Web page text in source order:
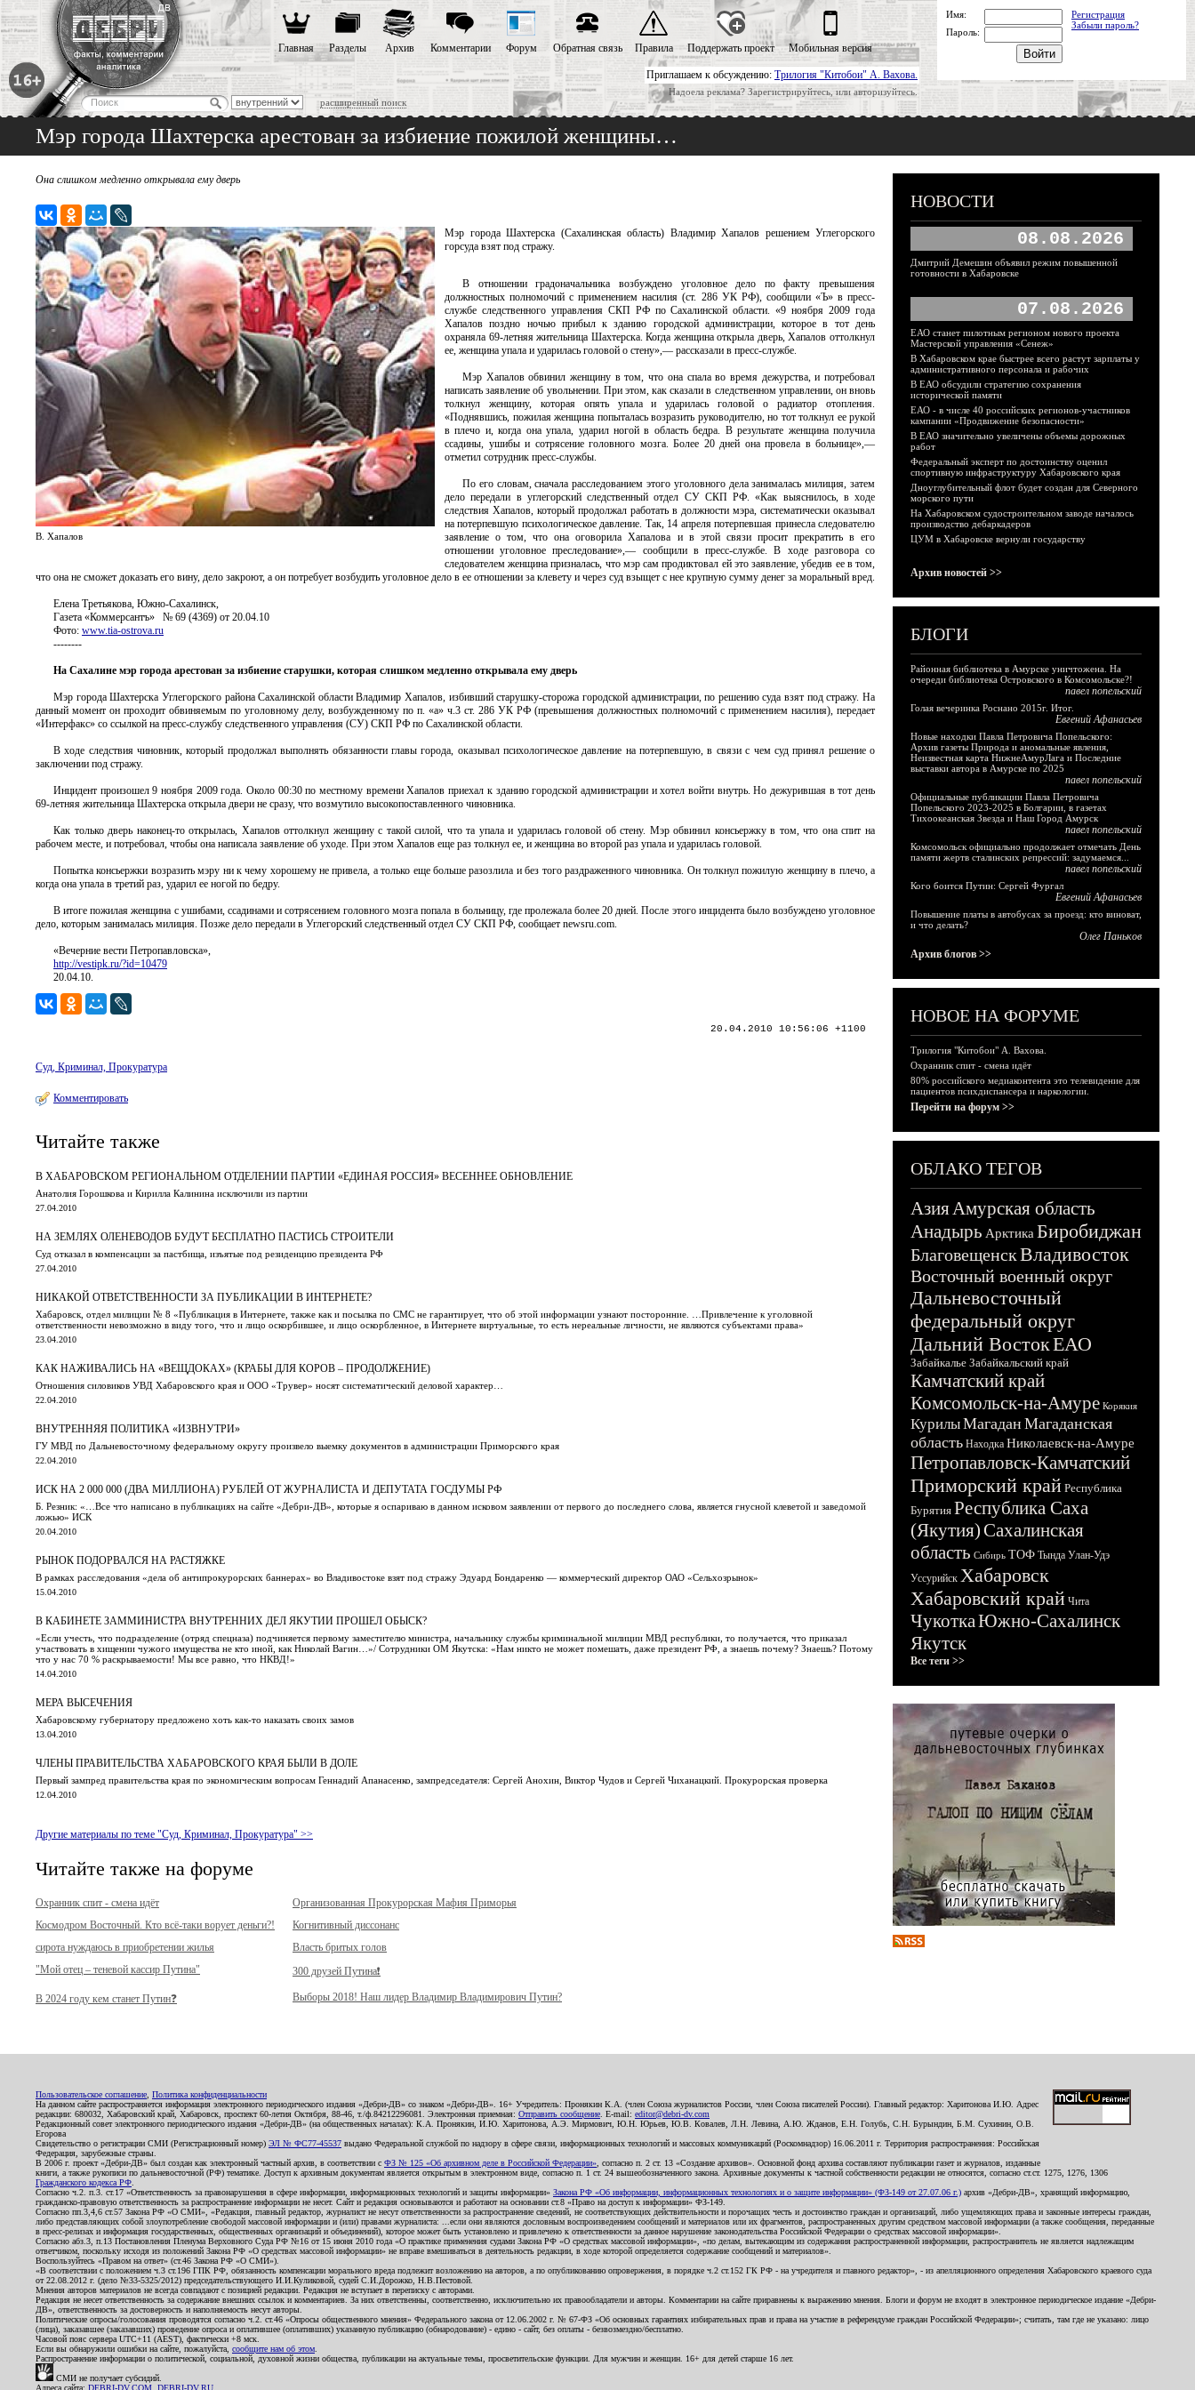
Приглашаем к обсуждению: Трилогия "Китобои" А. Вахова.
Надоела реклама? Зарегистрируйтесь, или авторизуйтесь.
расширенный поиск
Главная Разделы Архив Комментарии Форум Обратная связь Правила Поддержать проект Мобильная версия
Имя:
Регистрация
Забыли пароль?
Пароль:
Мэр города Шахтерска арестован за избиение пожилой женщины…
Она слишком медленно открывала ему дверь
В. Хапалов
Мэр города Шахтерска (Сахалинская область) Владимир Хапалов решением Углегорского
горсуда взят под стражу.
В отношении градоначальника возбуждено уголовное дело по факту превышения
должностных полномочий с применением насилия (ст. 286 УК РФ), сообщили «Ъ» в пресс-
службе следственного управления СКП РФ по Сахалинской области. «9 ноября 2009 года
Хапалов поздно ночью прибыл к зданию городской администрации, которое в тот день
охраняла 69-летняя жительница Шахтерска. Когда женщина открыла дверь, Хапалов оттолкнул
ее, женщина упала и ударилась головой о стену»,— рассказали в пресс-службе.
Мэр Хапалов обвинил женщину в том, что она спала во время дежурства, и потребовал
написать заявление об увольнении. При этом, как сказали в следственном управлении, он вновь
толкнул женщину, которая опять упала и ударилась головой о радиатор отопления.
«Поднявшись, пожилая женщина попыталась возразить руководителю, но тот толкнул ее рукой
в плечо и, когда она упала, ударил ногой в область бедра. В результате женщина получила
ссадины, ушибы и сотрясение головного мозга. Более 20 дней она провела в больнице»,—
отметил сотрудник пресс-службы.
По его словам, сначала расследованием этого уголовного дела занималась милиция, затем
дело передали в углегорский следственный отдел СУ СКП РФ. «Как выяснилось, в ходе
следствия Хапалов, который продолжал работать в должности мэра, систематически оказывал
на потерпевшую психологическое давление. Так, 14 апреля потерпевшая принесла следователю
заявление о том, что она оговорила Хапалова и в этой связи просит прекратить в его
отношении уголовное преследование»,— сообщили в пресс-службе. В ходе разговора со
следователем женщина призналась, что мэр сам продиктовал ей это заявление, убедив ее в том,
что она не сможет доказать его вину, дело закроют, а он потребует возбудить уголовное дело в ее отношении за клевету и через суд взыщет с нее крупную сумму денег за моральный вред.
Елена Третьякова, Южно-Сахалинск,
Газета «Коммерсантъ» № 69 (4369) от 20.04.10
Фото: www.tia-ostrova.ru
--------
На Сахалине мэр города арестован за избиение старушки, которая слишком медленно открывала ему дверь
Мэр города Шахтерска Углегорского района Сахалинской области Владимир Хапалов, избивший старушку-сторожа городской администрации, по решению суда взят под стражу. На
данный момент он проходит обвиняемым по уголовному делу, возбужденному по п. «а» ч.3 ст. 286 УК РФ (превышения должностных полномочий с применением насилия), передает
«Интерфакс» со ссылкой на пресс-службу следственного управления (СУ) СКП РФ по Сахалинской области.
В ходе следствия чиновник, который продолжал выполнять обязанности главы города, оказывал психологическое давление на потерпевшую, в связи с чем суд принял решение о
заключении под стражу.
Инцидент произошел 9 ноября 2009 года. Около 00:30 по местному времени Хапалов приехал к зданию городской администрации и хотел войти внутрь. Но дежурившая в тот день
69-летняя жительница Шахтерска открыла двери не сразу, что возмутило высокопоставленного чиновника.
Как только дверь наконец-то открылась, Хапалов оттолкнул женщину с такой силой, что та упала и ударилась головой об стену. Мэр обвинил консьержку в том, что она спит на
рабочем месте, и потребовал, чтобы она написала заявление об уходе. При этом Хапалов еще раз толкнул ее, и женщина во второй раз упала и ударилась головой.
Попытка консьержки возразить мэру ни к чему хорошему не привела, а только еще больше разозлила и без того раздраженного чиновника. Он толкнул пожилую женщину в плечо, а
когда она упала в третий раз, ударил ее ногой по бедру.
В итоге пожилая женщина с ушибами, ссадинами и сотрясением головного мозга попала в больницу, где пролежала более 20 дней. После этого инцидента было возбуждено уголовное
дело, которым занималась милиция. Позже дело передали в Углегорский следственный отдел СУ СКП РФ, сообщает newsru.com.
«Вечерние вести Петропавловска»,
http://vestipk.ru/?id=10479
20.04.10.
20.04.2010 10:56:06 +1100
Суд, Криминал, Прокуратура
Комментировать
Читайте также
В ХАБАРОВСКОМ РЕГИОНАЛЬНОМ ОТДЕЛЕНИИ ПАРТИИ «ЕДИНАЯ РОССИЯ» ВЕСЕННЕЕ ОБНОВЛЕНИЕ
Анатолия Горошкова и Кирилла Калинина исключили из партии
27.04.2010
НА ЗЕМЛЯХ ОЛЕНЕВОДОВ БУДУТ БЕСПЛАТНО ПАСТИСЬ СТРОИТЕЛИ
Суд отказал в компенсации за пастбища, изъятые под резиденцию президента РФ
27.04.2010
НИКАКОЙ ОТВЕТСТВЕННОСТИ ЗА ПУБЛИКАЦИИ В ИНТЕРНЕТЕ?
Хабаровск, отдел милиции № 8 «Публикация в Интернете, также как и посылка по СМС не гарантирует, что об этой информации узнают посторонние. …Привлечение к уголовной
ответственности невозможно в виду того, что и лицо оскорбившее, и лицо оскорбленное, в Интернете виртуальные, то есть нереальные личности, не являются субъектами права»
23.04.2010
КАК НАЖИВАЛИСЬ НА «ВЕЩДОКАХ» (КРАБЫ ДЛЯ КОРОВ – ПРОДОЛЖЕНИЕ)
Отношения силовиков УВД Хабаровского края и ООО «Трувер» носят систематический деловой характер…
22.04.2010
ВНУТРЕННЯЯ ПОЛИТИКА «ИЗВНУТРИ»
ГУ МВД по Дальневосточному федеральному округу произвело выемку документов в администрации Приморского края
22.04.2010
ИСК НА 2 000 000 (ДВА МИЛЛИОНА) РУБЛЕЙ ОТ ЖУРНАЛИСТА И ДЕПУТАТА ГОСДУМЫ РФ
Б. Резник: «…Все что написано в публикациях на сайте «Дебри-ДВ», которые я оспариваю в данном исковом заявлении от первого до последнего слова, является гнусной клеветой и заведомой
ложью» ИСК
20.04.2010
РЫНОК ПОДОРВАЛСЯ НА РАСТЯЖКЕ
В рамках расследования «дела об антипрокурорских баннерах» во Владивостоке взят под стражу Эдуард Бондаренко — коммерческий директор ОАО «Сельхозрынок»
15.04.2010
В КАБИНЕТЕ ЗАММИНИСТРА ВНУТРЕННИХ ДЕЛ ЯКУТИИ ПРОШЕЛ ОБЫСК?
«Если учесть, что подразделение (отряд спецназа) подчиняется первому заместителю министра, начальнику службы криминальной милиции МВД республики, то получается, что приказал
участвовать в хищении чужого имущества не кто иной, как Николай Вагин…»/ Сотрудники ОМ Якутска: «Нам никто не может помешать, даже президент РФ, а знаешь почему? Знаешь? Потому
что у нас 70 % раскрываемости! Мы все равно, что НКВД!»
14.04.2010
МЕРА ВЫСЕЧЕНИЯ
Хабаровскому губернатору предложено хоть как-то наказать своих замов
13.04.2010
ЧЛЕНЫ ПРАВИТЕЛЬСТВА ХАБАРОВСКОГО КРАЯ БЫЛИ В ДОЛЕ
Первый зампред правительства края по экономическим вопросам Геннадий Апанасенко, зампредседателя: Сергей Анохин, Виктор Чудов и Сергей Чиханацкий. Прокурорская проверка
12.04.2010
Другие материалы по теме "Суд, Криминал, Прокуратура" >>
Читайте также на форуме
Охранник спит - смена идёт
Организованная Прокурорская Мафия Приморья
Космодром Восточный. Кто всё-таки ворует деньги?!
Когнитивный диссонанс
сирота нуждаюсь в приобретении жилья
Власть бритых голов
"Мой отец – теневой кассир Путина"
300 друзей Путина❗️
В 2024 году кем станет Путин❓ Выборы 2018! Наш лидер Владимир Владимирович Путин?
НОВОСТИ
08.08.2026
Дмитрий Демешин объявил режим повышенной
готовности в Хабаровске
07.08.2026
ЕАО станет пилотным регионом нового проекта
Мастерской управления «Сенеж»
В Хабаровском крае быстрее всего растут зарплаты у
административного персонала и рабочих
В ЕАО обсудили стратегию сохранения
исторической памяти
ЕАО - в числе 40 российских регионов-участников
кампании «Продвижение безопасности»
В ЕАО значительно увеличены объемы дорожных
работ
Федеральный эксперт по достоинству оценил
спортивную инфраструктуру Хабаровского края
Дноуглубительный флот будет создан для Северного
морского пути
На Хабаровском судостроительном заводе началось
производство дебаркадеров
ЦУМ в Хабаровске вернули государству
Архив новостей >>
БЛОГИ
Районная библиотека в Амурске уничтожена. На
очереди библиотека Островского в Комсомольске?!
павел попельский
Голая вечеринка Роснано 2015г. Итог.
Евгений Афанасьев
Новые находки Павла Петровича Попельского:
Архив газеты Природа и аномальные явления,
Неизвестная карта НижнеАмурЛага и Последние
выставки автора в Амурске по 2025
павел попельский
Официальные публикации Павла Петровича
Попельского 2023-2025 в Болгарии, в газетах
Тихоокеанская Звезда и Наш Город Амурск
павел попельский
Комсомольск официально продолжает отмечать День
памяти жертв сталинских репрессий: задумаемся...
павел попельский
Кого боится Путин: Сергей Фургал
Евгений Афанасьев
Повышение платы в автобусах за проезд: кто виноват,
и что делать?
Олег Паньков
Архив блогов >>
НОВОЕ НА ФОРУМЕ
Трилогия "Китобои" А. Вахова.
Охранник спит - смена идёт
80% российского медиаконтента это телевидение для
пациентов психдиспансера и наркологии.
Перейти на форум >>
ОБЛАКО ТЕГОВ
АзияАмурская область
Анадырь Арктика Биробиджан
БлаговещенскВладивосток
Восточный военный округ
Дальневосточный
федеральный округ
Дальний ВостокЕАО
Забайкалье Забайкальский край
Камчатский край
Комсомольск-на-Амуре Корякия
КурилыМагадан Магаданская
область Находка Николаевск-на-Амуре
Петропавловск-Камчатский
Приморский край Республика
Бурятия Республика Саха
(Якутия)Сахалинская
область Сибирь ТОФ Тында Улан-Удэ
Уссурийск Хабаровск
Хабаровский край Чита
ЧукоткаЮжно-Сахалинск
Якутск
Все теги >>
Пользовательское соглашение Политика конфиденциальности
На данном сайте распространяется информация электронного периодического издания «Дебри-ДВ» со знаком «Дебри-ДВ». 16+ Учредитель: Пронякин К.А. (член Союза журналистов России, член Союза писателей России). Главный редактор: Харитонова И.Ю. Адрес
редакции: 680032, Хабаровский край, Хабаровск, проспект 60-летия Октября, 88-46, т./ф.84212296081. Электронная приемная: Отправить сообщение . E-mail: editor@debri-dv.com
Редакционный совет электронного периодического издания «Дебри-ДВ» (на общественных началах): К.А. Пронякин, И.Ю. Харитонова, А.Э. Мирмович, Ю.Н. Юрьев, Ю.В. Ковалев, Л.Н. Левина, А.Ю. Жданов, Е.Н. Голубь, С.Н. Бурындин, Б.М. Сухинин, О.В.
Егорова
Свидетельство о регистрации СМИ (Регистрационный номер) ЭЛ № ФС77-45537 выдано Федеральной службой по надзору в сфере связи, информационных технологий и массовых коммуникаций (Роскомнадзор) 16.06.2011 г. Территория распространения: Российская
Федерация, зарубежные страны.
В 2006 г. проект «Дебри-ДВ» был создан как электронный частный архив, в соответствии с ФЗ № 125 «Об архивном деле в Российской Федерации» , согласно п. 2 ст. 13 «Создание архивов». Основной фонд архива составляют публикации газет и журналов, изданные
книги, а также рукописи по дальневосточной (РФ) тематике. Доступ к архивным документам является открытым в электронном виде, согласно п. 1 ст. 24 вышеобозначенного закона. Архивные документы к частной собственности редакции не относятся, согласно ст.ст. 1275, 1276, 1306
Гражданского кодекса РФ
Согласно ч.2. п.3. ст.17 «Ответственность за правонарушения в сфере информации, информационных технологий и защиты информации» Закона РФ «Об информации, информационных технологиях и о защите информации» (ФЗ-149 от 27.07.06 г.) архив «Дебри-ДВ», хранящий информацию,
гражданско-правовую ответственность за распространение информации не несет. Сайт и редакция основываются и работают на основании ст.8 «Право на доступ к информации» ФЗ-149.
Согласно пп.3,4,6 ст.57 Закона РФ «О СМИ», «Редакция, главный редактор, журналист не несут ответственности за распространение сведений, не соответствующих действительности и порочащих честь и достоинство граждан и организаций, либо ущемляющих права и законные интересы граждан,
либо представляющих собой злоупотребление свободой массовой информации и (или) правами журналиста: ...если они являются дословным воспроизведением сообщений и материалов или их фрагментов, распространенных другим средством массовой информации (а также сообщения, переданные
в пресс-релизах и информация государственных, общественных организаций и объединений), которое может быть установлено и привлечено к ответственности за данное нарушение законодательства Российской Федерации о средствах массовой информации».
Согласно абз.3, п.13 Постановления Пленума Верховного Суда РФ №16 от 15 июня 2010 года «О практике применения судами Закона РФ «О средствах массовой информации», «по делам, вытекающим из содержания распространенной информации, распространитель не является надлежащим
ответчиком, поскольку исходя из положений Закона РФ «О средствах массовой информации» не вправе вмешиваться в деятельность редакции, в ходе которой определяется содержание сообщений и материалов».
Воспользуйтесь «Правом на ответ» (ст.46 Закона РФ «О СМИ»).
«В соответствии с положением ч.3 ст.196 ГПК РФ, обязанность компенсации морального вреда подлежит возложению на авторов, а по опубликованию опровержения, в порядке ч.2 ст.152 ГК РФ - на учредителя и главного редактор», - из апелляционного определения Хабаровского краевого суда
от 22.08.2012 г. (дело №33-5325/2012) председательствующего И.И.Куликовой, судей С.И.Дорожко, Н.В.Пестовой.
Мнения авторов материалов не всегда совпадают с позицией редакции. Редакция не вступает в переписку с авторами.
Редакция не несет ответственность за содержание внешних ссылок и комментариев. За них ответственны, соответственно, исключительно их правообладатели и авторы. Комментарии на сайте приравнены к выражению мнения. Блоги и форум не входят в электронное периодическое издание «Дебри-
ДВ», ответственность за достоверность и наполняемость несут авторы.
Политические опросы/голосования проводятся согласно ч.2. ст.46 «Опросы общественного мнения» Федерального закона от 12.06.2002 г. № 67-ФЗ «Об основных гарантиях избирательных прав и права на участие в референдуме граждан Российской Федерации»; считать, там где не указано: лицо
(лица), заказавшее (заказавших) проведение опроса и оплатившее (оплативших) указанную публикацию (обнародование) - едино - сайт, без оплаты - безвозмездно/бесплатно.
Часовой пояс сервера UTC+11 (AEST), фактически +8 мск.
Если вы обнаружили ошибки на сайте, пожалуйста, сообщите нам об этом
Распространение информации о политической, социальной, духовной жизни общества, публикации на актуальные темы, просветительские функции. Для мужчин и женщин. 16+ для детей старше 16 лет.
СМИ не получает субсидий.
Адреса сайта: DEBRI-DV.COM DEBRI-DV.RU